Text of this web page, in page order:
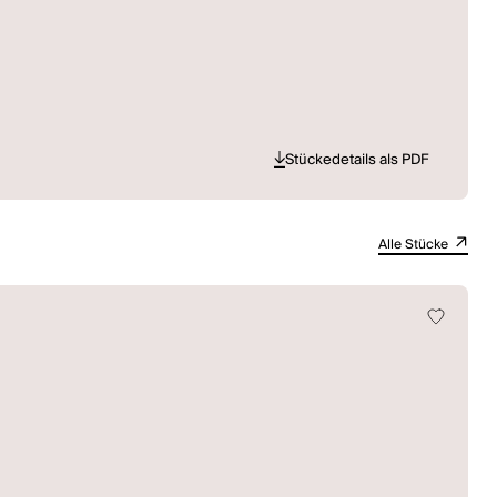
Stückedetails als PDF
Alle Stücke